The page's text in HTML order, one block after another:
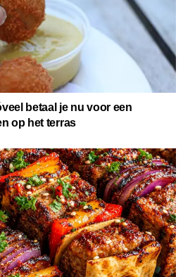
betaal je nu voor een
op het terras